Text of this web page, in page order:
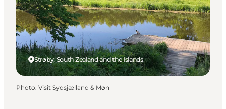
Hébergements
Planifiez votre voyage
Strøby, South Zealand and the Islands
Photo: Visit Sydsjælland & Møn